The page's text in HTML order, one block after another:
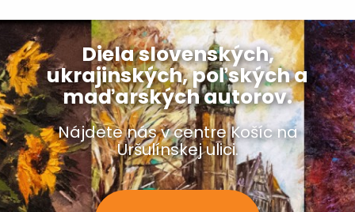
Diela slovenských,
ukrajinských, poľských a
maďarských autorov.
Nájdete nás v centre Košíc na
Uršulínskej ulici.